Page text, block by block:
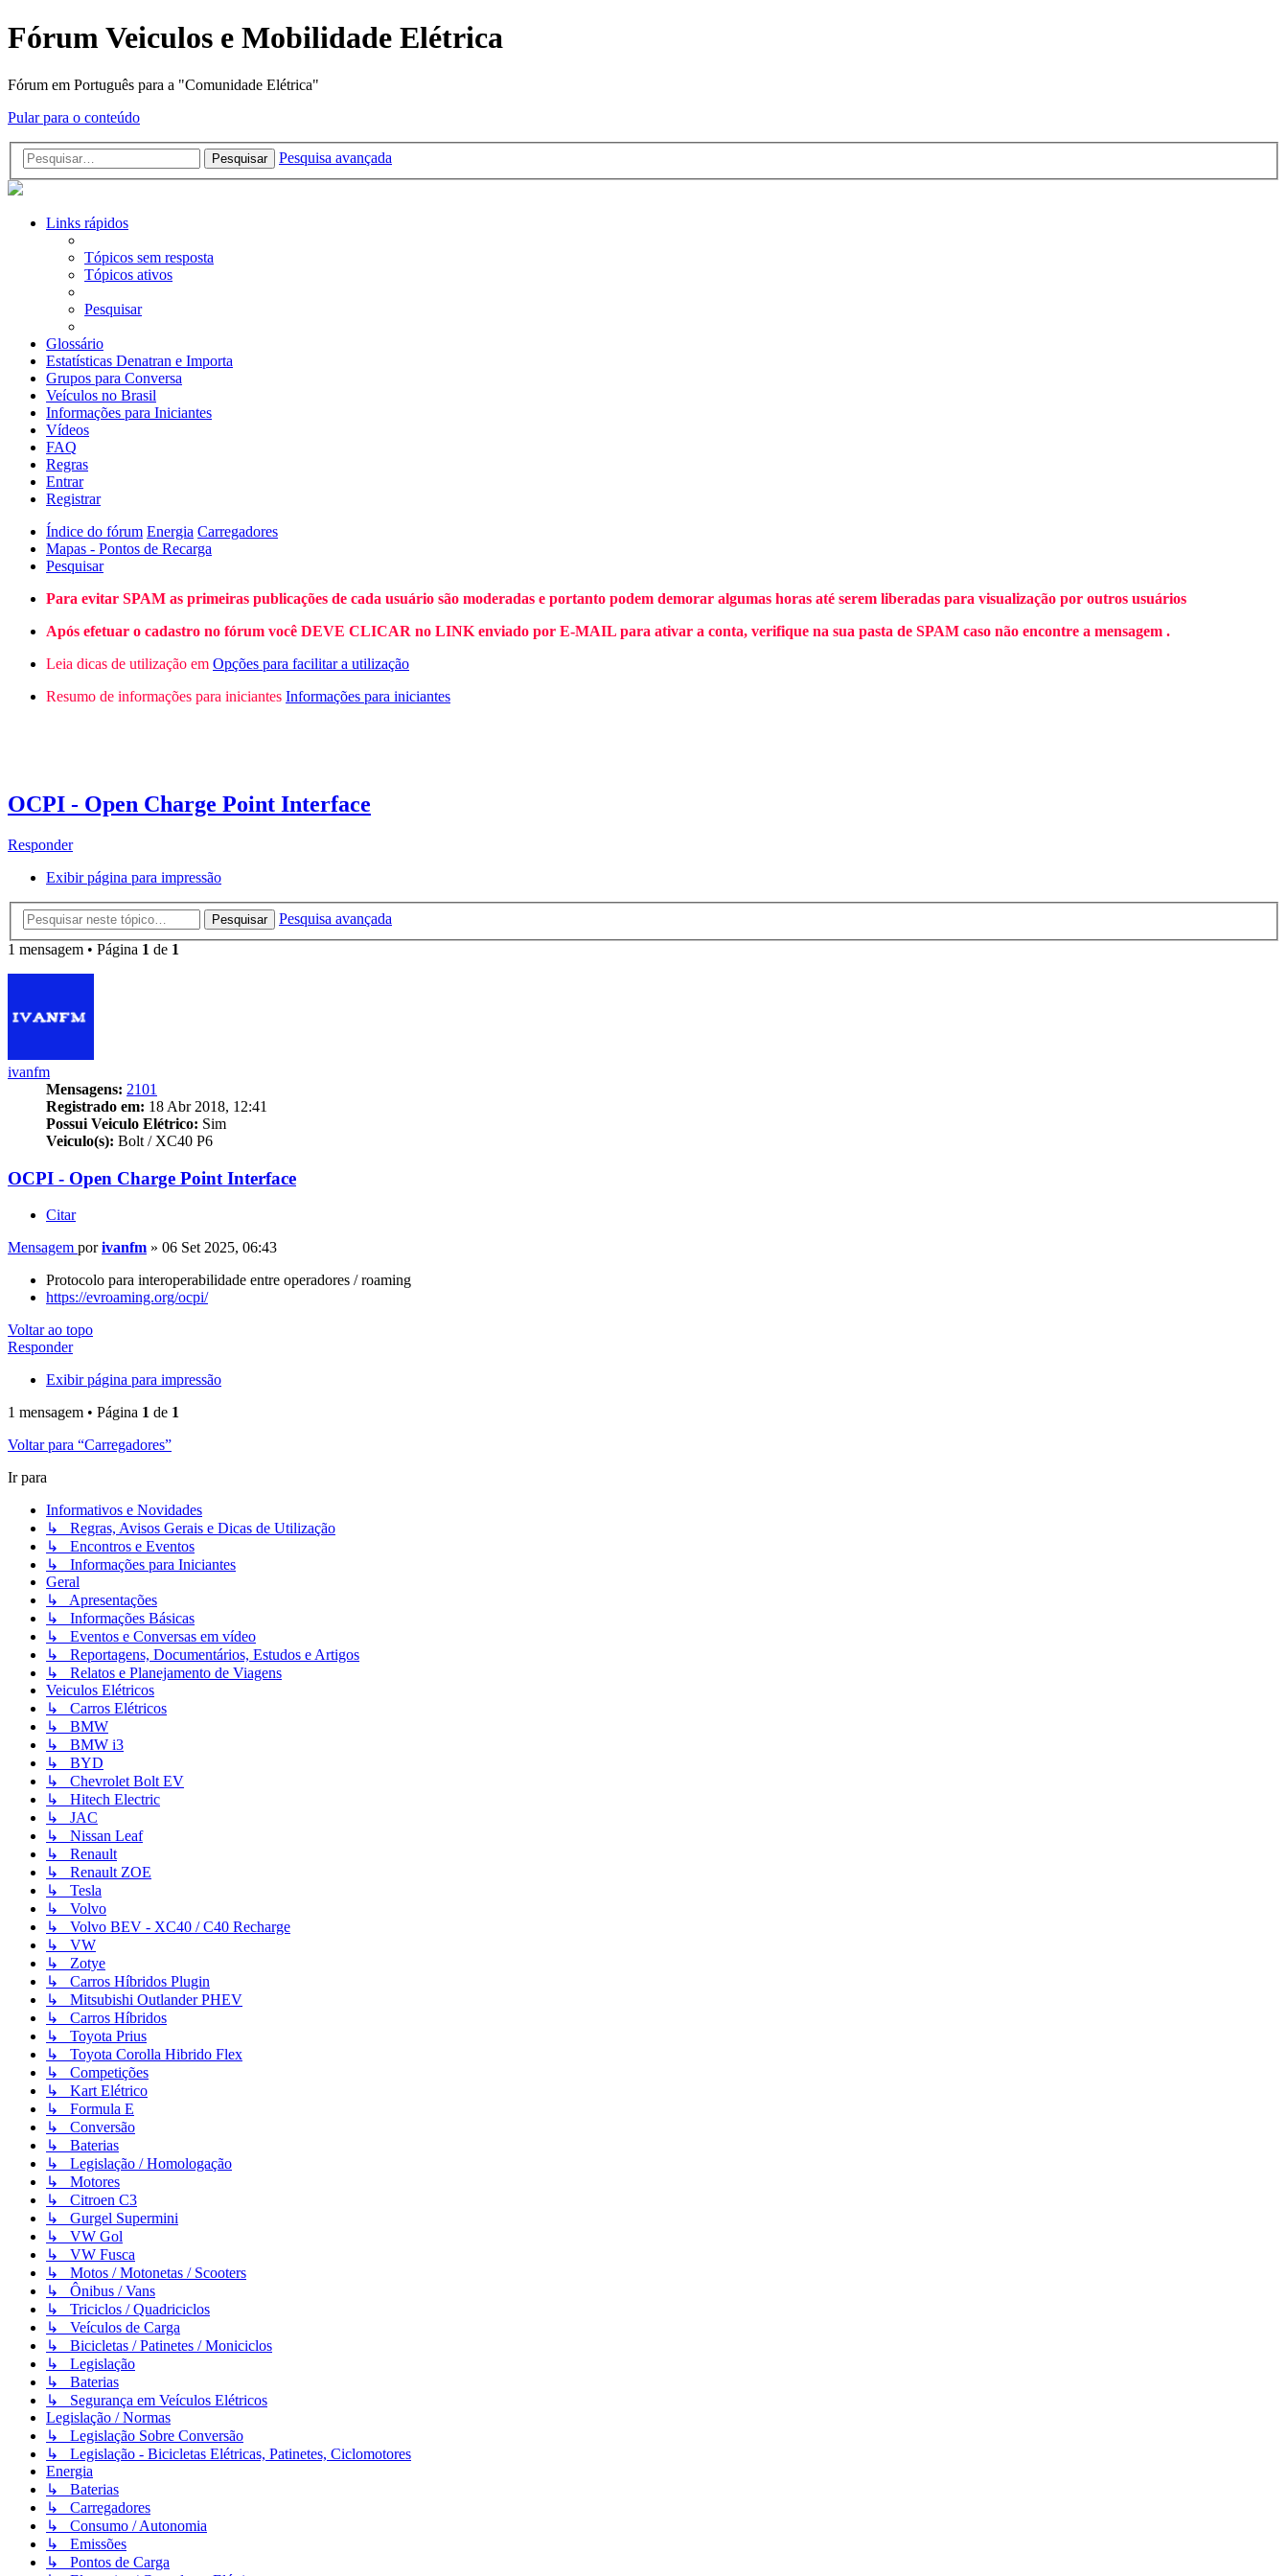
Fórum Veiculos e Mobilidade Elétrica
Fórum em Português para a "Comunidade Elétrica"
Pular para o conteúdo
Pesquisar Pesquisa avançada
Links rápidos
Tópicos sem resposta
Tópicos ativos
Pesquisar
Glossário
Estatísticas Denatran e Importa
Grupos para Conversa
Veículos no Brasil
Informações para Iniciantes
Vídeos
FAQ
Regras
Entrar
Registrar
Índice do fórum Energia Carregadores
Mapas - Pontos de Recarga
Pesquisar
Para evitar SPAM as primeiras publicações de cada usuário são moderadas e portanto podem demorar algumas horas até serem liberadas para visualização por outros usuários
Após efetuar o cadastro no fórum você DEVE CLICAR no LINK enviado por E-MAIL para ativar a conta, verifique na sua pasta de SPAM caso não encontre a mensagem .
Leia dicas de utilização em Opções para facilitar a utilização
Resumo de informações para iniciantes Informações para iniciantes
OCPI - Open Charge Point Interface
Responder
Exibir página para impressão
Pesquisar
Pesquisa avançada
1 mensagem • Página 1 de 1
ivanfm
Mensagens: 2101
Registrado em: 18 Abr 2018, 12:41
Possui Veiculo Elétrico: Sim
Veiculo(s): Bolt / XC40 P6
OCPI - Open Charge Point Interface
Citar
Mensagem porivanfm » 06 Set 2025, 06:43
Protocolo para interoperabilidade entre operadores / roaming
https://evroaming.org/ocpi/
Voltar ao topo
Responder
Exibir página para impressão
1 mensagem • Página 1 de 1
Voltar para “Carregadores”
Ir para
Informativos e Novidades
↳ Regras, Avisos Gerais e Dicas de Utilização
↳ Encontros e Eventos
↳ Informações para Iniciantes
Geral
↳ Apresentações
↳ Informações Básicas
↳ Eventos e Conversas em vídeo
↳ Reportagens, Documentários, Estudos e Artigos
↳ Relatos e Planejamento de Viagens
Veiculos Elétricos
↳ Carros Elétricos
↳ BMW
↳ BMW i3
↳ BYD
↳ Chevrolet Bolt EV
↳ Hitech Electric
↳ JAC
↳ Nissan Leaf
↳ Renault
↳ Renault ZOE
↳ Tesla
↳ Volvo
↳ Volvo BEV - XC40 / C40 Recharge
↳ VW
↳ Zotye
↳ Carros Híbridos Plugin
↳ Mitsubishi Outlander PHEV
↳ Carros Híbridos
↳ Toyota Prius
↳ Toyota Corolla Hibrido Flex
↳ Competições
↳ Kart Elétrico
↳ Formula E
↳ Conversão
↳ Baterias
↳ Legislação / Homologação
↳ Motores
↳ Citroen C3
↳ Gurgel Supermini
↳ VW Gol
↳ VW Fusca
↳ Motos / Motonetas / Scooters
↳ Ônibus / Vans
↳ Triciclos / Quadriciclos
↳ Veículos de Carga
↳ Bicicletas / Patinetes / Moniciclos
↳ Legislação
↳ Baterias
↳ Segurança em Veículos Elétricos
Legislação / Normas
↳ Legislação Sobre Conversão
↳ Legislação - Bicicletas Elétricas, Patinetes, Ciclomotores
Energia
↳ Baterias
↳ Carregadores
↳ Consumo / Autonomia
↳ Emissões
↳ Pontos de Carga